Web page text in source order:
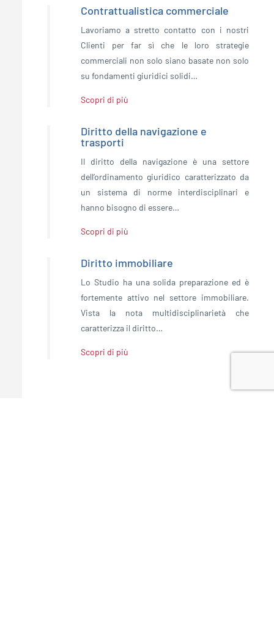
Contrattualistica commerciale
Lavoriamo a stretto contatto con i nostri
Clienti per far sì che le loro strategie
commerciali non solo siano basate non solo
su fondamenti giuridici solidi…
Scopri di più
Diritto della navigazione e
trasporti
Il diritto della navigazione è una settore
dell’ordinamento giuridico caratterizzato da
un sistema di norme interdisciplinari e
hanno bisogno di essere…
Scopri di più
Diritto immobiliare
Lo Studio ha una solida preparazione ed è
fortemente attivo nel settore immobiliare.
Vista la nota multidisciplinarietà che
caratterizza il diritto…
Scopri di più